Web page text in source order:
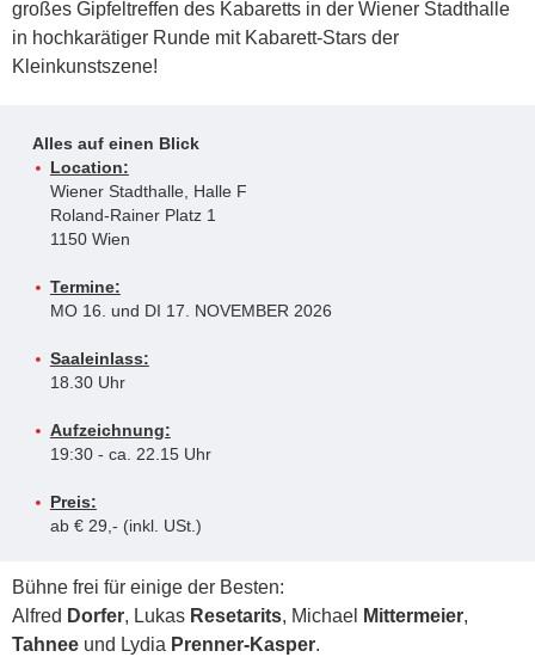
großes Gipfeltreffen des Kabaretts in der Wiener Stadthalle
in hochkarätiger Runde mit Kabarett-Stars der
Kleinkunstszene!
Alles auf einen Blick
Location:
Wiener Stadthalle, Halle F
Roland-Rainer Platz 1
1150 Wien
Termine:
MO 16. und DI 17. NOVEMBER 2026
Saaleinlass:
18.30 Uhr
Aufzeichnung:
19:30 - ca. 22.15 Uhr
Preis:
ab € 29,- (inkl. USt.)
Bühne frei für einige der Besten:
Alfred Dorfer, Lukas Resetarits, Michael Mittermeier,
Tahnee und Lydia Prenner-Kasper.